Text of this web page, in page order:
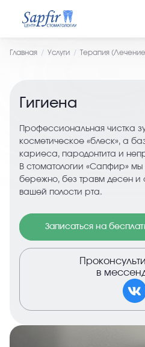
Главная Услуги Терапия
Гигиена
Профессиональная чистка
косметическое «блеск», а
кариеса, пародонтита и
В стоматологии «Сапфир»
бережно, без травм десен и
вашей полости рта.
Записаться на
в